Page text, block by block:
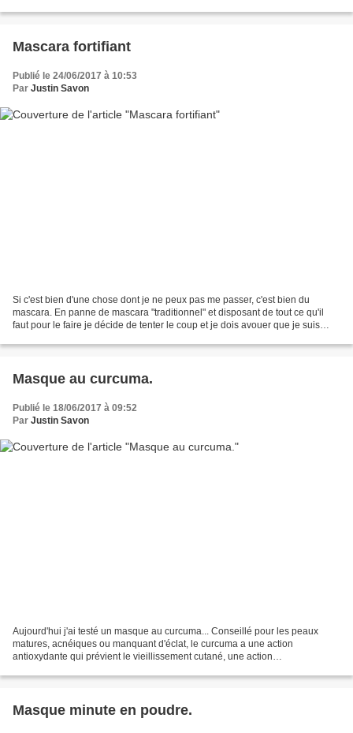
Mascara fortifiant
Publié le 24/06/2017 à 10:53
Par Justin Savon
Si c'est bien d'une chose dont je ne peux pas me passer, c'est bien du
mascara. En panne de mascara "traditionnel" et disposant de tout ce qu'il
faut pour le faire je décide de tenter le coup et je dois avouer que je suis
Masque au curcuma.
Publié le 18/06/2017 à 09:52
Par Justin Savon
Aujourd'hui j'ai testé un masque au curcuma... Conseillé pour les peaux
matures, acnéiques ou manquant d'éclat, le curcuma a une action
antioxydante qui prévient le vieillissement cutané, une action
Masque minute en poudre.